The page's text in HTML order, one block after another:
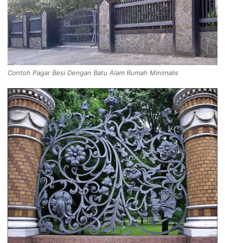
Contoh Pagar Besi Dengan Batu Alam Rumah Minimalis